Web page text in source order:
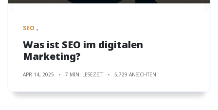
SEO
Was ist SEO im digitalen
Marketing?
APR 14, 2025 7 MIN. LESEZEIT 5,729 ANSICHTEN